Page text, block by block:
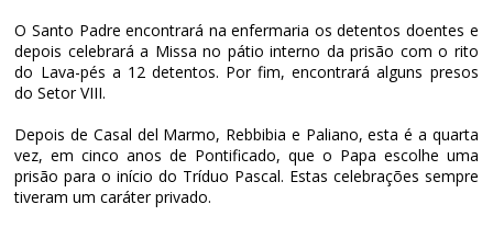
O Santo Padre encontrará na enfermaria os detentos doentes e
depois celebrará a Missa no pátio interno da prisão com o rito
do Lava-pés a 12 detentos. Por fim, encontrará alguns presos
do Setor VIII.
Depois de Casal del Marmo, Rebbibia e Paliano, esta é a quarta
vez, em cinco anos de Pontificado, que o Papa escolhe uma
prisão para o início do Tríduo Pascal. Estas celebrações sempre
tiveram um caráter privado.